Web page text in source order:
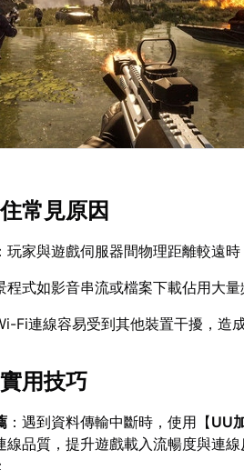
常見原因
：玩家與遊戲伺服器間物理距離較遠
程式如影音串流或檔案下載佔用大
Fi連線容易受到其他裝置干擾，造
用技巧
：遇到資料傳輸中斷時，使用【UU
線品質，提升遊戲載入流暢度與連